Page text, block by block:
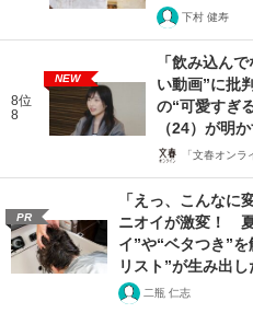
下村 健寿
8位
8
NEW
「飲み込ん
い動画”に批
の“可愛すぎ
（24）が明
「文春オン
PR
「えっ、こんなに
ニオイが激変！
イ”や“ベタつき”
リスト”が生み出
二瓶 仁志